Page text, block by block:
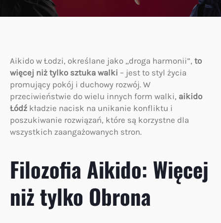
Aikido w Łodzi, określane jako „droga harmonii”, to
więcej niż tylko sztuka walki – jest to styl życia
promujący pokój i duchowy rozwój. W
przeciwieństwie do wielu innych form walki, aikido
Łódź kładzie nacisk na unikanie konfliktu i
poszukiwanie rozwiązań, które są korzystne dla
wszystkich zaangażowanych stron.
Filozofia Aikido: Więcej
niż tylko Obrona